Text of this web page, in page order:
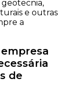
e outras
a
de